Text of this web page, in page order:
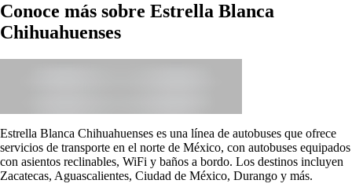
Conoce más sobre Estrella Blanca
Chihuahuenses
Estrella Blanca Chihuahuenses es una línea de autobuses que ofrece
servicios de transporte en el norte de México, con autobuses equipados
con asientos reclinables, WiFi y baños a bordo. Los destinos incluyen
Zacatecas, Aguascalientes, Ciudad de México, Durango y más.